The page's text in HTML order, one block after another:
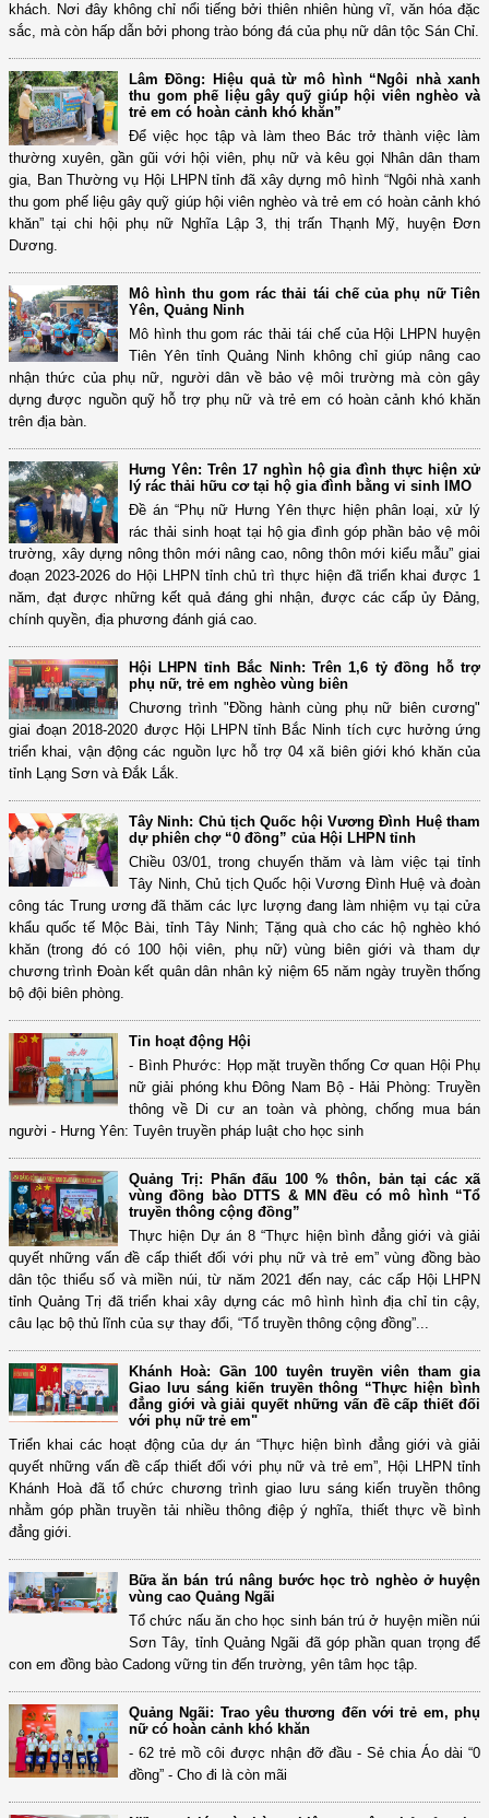
khách. Nơi đây không chỉ nổi tiếng bởi thiên nhiên hùng vĩ, văn hóa đặc
sắc, mà còn hấp dẫn bởi phong trào bóng đá của phụ nữ dân tộc Sán Chỉ.
Lâm Đồng: Hiệu quả từ mô hình “Ngôi nhà xanh
thu gom phế liệu gây quỹ giúp hội viên nghèo và
trẻ em có hoàn cảnh khó khăn”
Để việc học tập và làm theo Bác trở thành việc làm
thường xuyên, gần gũi với hội viên, phụ nữ và kêu gọi Nhân dân tham
gia, Ban Thường vụ Hội LHPN tỉnh đã xây dựng mô hình “Ngôi nhà xanh
thu gom phế liệu gây quỹ giúp hội viên nghèo và trẻ em có hoàn cảnh khó
khăn” tại chi hội phụ nữ Nghĩa Lập 3, thị trấn Thạnh Mỹ, huyện Đơn
Dương.
Mô hình thu gom rác thải tái chế của phụ nữ Tiên
Yên, Quảng Ninh
Mô hình thu gom rác thải tái chế của Hội LHPN huyện
Tiên Yên tỉnh Quảng Ninh không chỉ giúp nâng cao
nhận thức của phụ nữ, người dân về bảo vệ môi trường mà còn gây
dựng được nguồn quỹ hỗ trợ phụ nữ và trẻ em có hoàn cảnh khó khăn
trên địa bàn.
Hưng Yên: Trên 17 nghìn hộ gia đình thực hiện xử
lý rác thải hữu cơ tại hộ gia đình bằng vi sinh IMO
Đề án “Phụ nữ Hưng Yên thực hiện phân loại, xử lý
rác thải sinh hoạt tại hộ gia đình góp phần bảo vệ môi
trường, xây dựng nông thôn mới nâng cao, nông thôn mới kiểu mẫu” giai
đoạn 2023-2026 do Hội LHPN tỉnh chủ trì thực hiện đã triển khai được 1
năm, đạt được những kết quả đáng ghi nhận, được các cấp ủy Đảng,
chính quyền, địa phương đánh giá cao.
Hội LHPN tỉnh Bắc Ninh: Trên 1,6 tỷ đồng hỗ trợ
phụ nữ, trẻ em nghèo vùng biên
Chương trình "Đồng hành cùng phụ nữ biên cương"
giai đoạn 2018-2020 được Hội LHPN tỉnh Bắc Ninh tích cực hưởng ứng
triển khai, vận động các nguồn lực hỗ trợ 04 xã biên giới khó khăn của
tỉnh Lạng Sơn và Đắk Lắk.
Tây Ninh: Chủ tịch Quốc hội Vương Đình Huệ tham
dự phiên chợ “0 đồng” của Hội LHPN tỉnh
Chiều 03/01, trong chuyến thăm và làm việc tại tỉnh
Tây Ninh, Chủ tịch Quốc hội Vương Đình Huệ và đoàn
công tác Trung ương đã thăm các lực lượng đang làm nhiệm vụ tại cửa
khẩu quốc tế Mộc Bài, tỉnh Tây Ninh; Tặng quà cho các hộ nghèo khó
khăn (trong đó có 100 hội viên, phụ nữ) vùng biên giới và tham dự
chương trình Đoàn kết quân dân nhân kỷ niệm 65 năm ngày truyền thống
bộ đội biên phòng.
Tin hoạt động Hội
- Bình Phước: Họp mặt truyền thống Cơ quan Hội Phụ
nữ giải phóng khu Đông Nam Bộ - Hải Phòng: Truyền
thông về Di cư an toàn và phòng, chống mua bán
người - Hưng Yên: Tuyên truyền pháp luật cho học sinh
Quảng Trị: Phấn đấu 100 % thôn, bản tại các xã
vùng đồng bào DTTS & MN đều có mô hình “Tổ
truyền thông cộng đồng”
Thực hiện Dự án 8 “Thực hiện bình đẳng giới và giải
quyết những vấn đề cấp thiết đối với phụ nữ và trẻ em” vùng đồng bào
dân tộc thiểu số và miền núi, từ năm 2021 đến nay, các cấp Hội LHPN
tỉnh Quảng Trị đã triển khai xây dựng các mô hình hình địa chỉ tin cậy,
câu lạc bộ thủ lĩnh của sự thay đổi, “Tổ truyền thông cộng đồng”...
Khánh Hoà: Gần 100 tuyên truyền viên tham gia
Giao lưu sáng kiến truyền thông “Thực hiện bình
đẳng giới và giải quyết những vấn đề cấp thiết đối
với phụ nữ trẻ em"
Triển khai các hoạt động của dự án “Thực hiện bình đẳng giới và giải
quyết những vấn đề cấp thiết đối với phụ nữ và trẻ em”, Hội LHPN tỉnh
Khánh Hoà đã tổ chức chương trình giao lưu sáng kiến truyền thông
nhằm góp phần truyền tải nhiều thông điệp ý nghĩa, thiết thực về bình
đẳng giới.
Bữa ăn bán trú nâng bước học trò nghèo ở huyện
vùng cao Quảng Ngãi
Tổ chức nấu ăn cho học sinh bán trú ở huyện miền núi
Sơn Tây, tỉnh Quảng Ngãi đã góp phần quan trọng để
con em đồng bào Cadong vững tin đến trường, yên tâm học tập.
Quảng Ngãi: Trao yêu thương đến với trẻ em, phụ
nữ có hoàn cảnh khó khăn
- 62 trẻ mồ côi được nhận đỡ đầu - Sẻ chia Áo dài “0
đồng” - Cho đi là còn mãi